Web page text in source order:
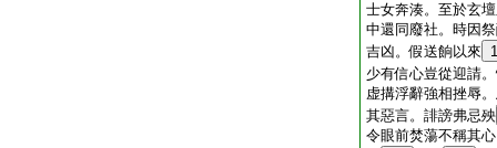
士女奔湊。至於玄
中還同廢社。時因
吉凶。假送餉以來
少有信心豈從迎請
虚搆浮辭強相挫辱
其惡言。誹謗弗忌殃
令眼前焚蕩不稱其